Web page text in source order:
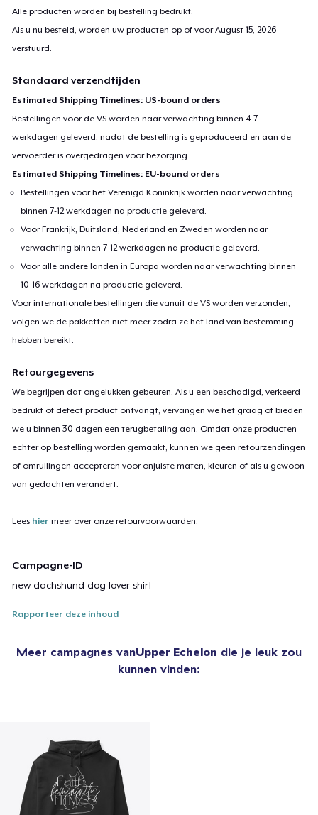
Alle producten worden bij bestelling bedrukt.
Als u nu besteld, worden uw producten op of voorAugust 15, 2026
verstuurd.
Standaard verzendtijden
Estimated Shipping Timelines: US-bound orders
Bestellingen voor de VS worden naar verwachting binnen 4-7
werkdagen geleverd, nadat de bestelling is geproduceerd en aan de
vervoerder is overgedragen voor bezorging.
Estimated Shipping Timelines: EU-bound orders
Bestellingen voor het Verenigd Koninkrijk worden naar verwachting
binnen 7-12 werkdagen na productie geleverd.
Voor Frankrijk, Duitsland, Nederland en Zweden worden naar
verwachting binnen 7-12 werkdagen na productie geleverd.
Voor alle andere landen in Europa worden naar verwachting binnen
10-16 werkdagen na productie geleverd.
Voor internationale bestellingen die vanuit de VS worden verzonden,
volgen we de pakketten niet meer zodra ze het land van bestemming
hebben bereikt.
Retourgegevens
We begrijpen dat ongelukken gebeuren. Als u een beschadigd, verkeerd
bedrukt of defect product ontvangt, vervangen we het graag of bieden
we u binnen 30 dagen een terugbetaling aan. Omdat onze producten
echter op bestelling worden gemaakt, kunnen we geen retourzendingen
of omruilingen accepteren voor onjuiste maten, kleuren of als u gewoon
van gedachten verandert.
Lees hier meer over onze retourvoorwaarden.
Campagne-ID
new-dachshund-dog-lover-shirt
Rapporteer deze inhoud
Meer campagnes vanUpper Echelon die je leuk zou
kunnen vinden: